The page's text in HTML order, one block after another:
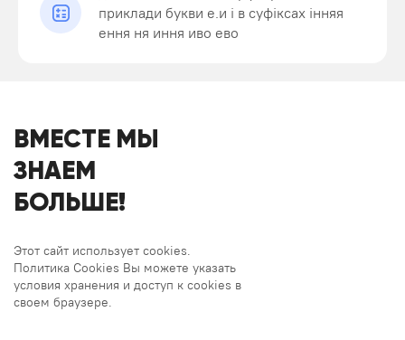
приклади букви е.и і в суфіксах інняя
ення ня иння иво ево
ВМЕСТЕ МЫ
ЗНАЕМ
БОЛЬШЕ!
Этот сайт использует cookies.
Политика Cookies Вы можете указать
условия хранения и доступ к cookies в
своем браузере.